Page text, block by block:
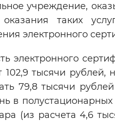
учреждение,
таких
электронного
электронного
102,9 тысячи
79,8 тысячи
в
(из расчета 4,6